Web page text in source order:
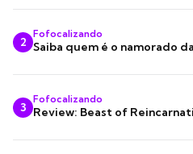
2
Fofocalizando
Saiba quem é o namorado
3
Fofocalizando
Review: Beast of